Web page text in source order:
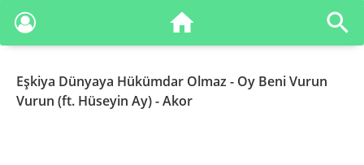
Eşkiya Dünyaya Hükümdar Olmaz - Oy Beni Vurun
Vurun (ft. Hüseyin Ay) - Akor